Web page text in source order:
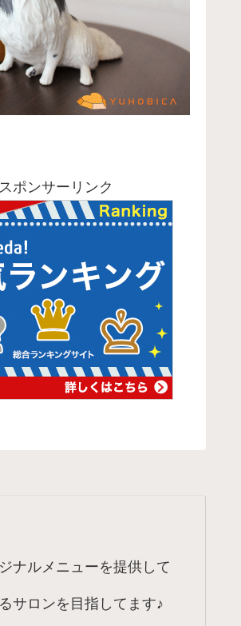
スポンサーリンク
ナルメニューを提供して
サロンを目指してます♪